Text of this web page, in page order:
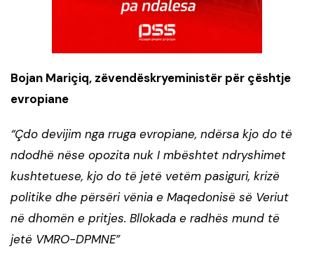
Bojan Mariçiq, zëvendëskryeministër për çështje
evropiane
“Çdo devijim nga rruga evropiane, ndërsa kjo do të
ndodhë nëse opozita nuk I mbështet ndryshimet
kushtetuese, kjo do të jetë vetëm pasiguri, krizë
politike dhe përsëri vënia e Maqedonisë së Veriut
në dhomën e pritjes. Bllokada e radhës mund të
jetë VMRO-DPMNE”